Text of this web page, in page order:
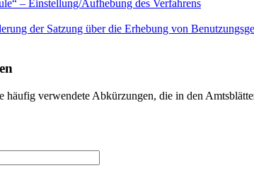
– Einstellung/Aufhebung des Verfahrens
der Satzung über die Erhebung von
häufig verwendete Abkürzungen, die in den